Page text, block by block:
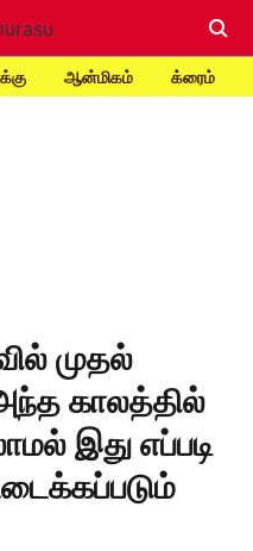
ஆன்மிகம் க்ரைம்
முதல்
காலத்தில்
இது எப்படி